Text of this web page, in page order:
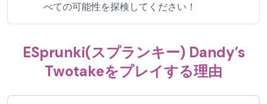
べての可能性を探検してください！
ESprunki(スプランキー) Dandy’s
Twotakeをプレイする理由